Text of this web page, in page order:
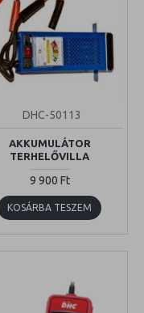
DHC-50113
AKKUMULÁTOR
TERHELŐVILLA
9 900 Ft
KOSÁRBA TESZEM